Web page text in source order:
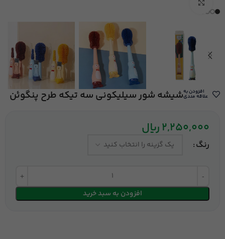
افزودن به
علاقه مندیشیشه شور سیلیکونی سه تیکه طرح پنگوئن
2,250,000ریال
رنگ
افزودن به سبد خرید